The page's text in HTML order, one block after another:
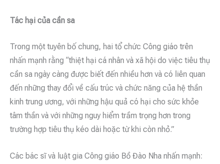
Tác hại của cần sa
Trong một tuyên bố chung, hai tổ chức Công giáo trên
nhấn mạnh rằng “thiệt hại cá nhân và xã hội do việc tiêu thụ
cần sa ngày càng được biết đến nhiều hơn và có liên quan
đến những thay đổi về cấu trúc và chức năng của hệ thần
kinh trung ương, với những hậu quả có hại cho sức khỏe
tâm thần và với những nguy hiểm trầm trọng hơn trong
trường hợp tiêu thụ kéo dài hoặc từ khi còn nhỏ.”
Các bác sĩ và luật gia Công giáo Bồ Đào Nha nhấn mạnh: